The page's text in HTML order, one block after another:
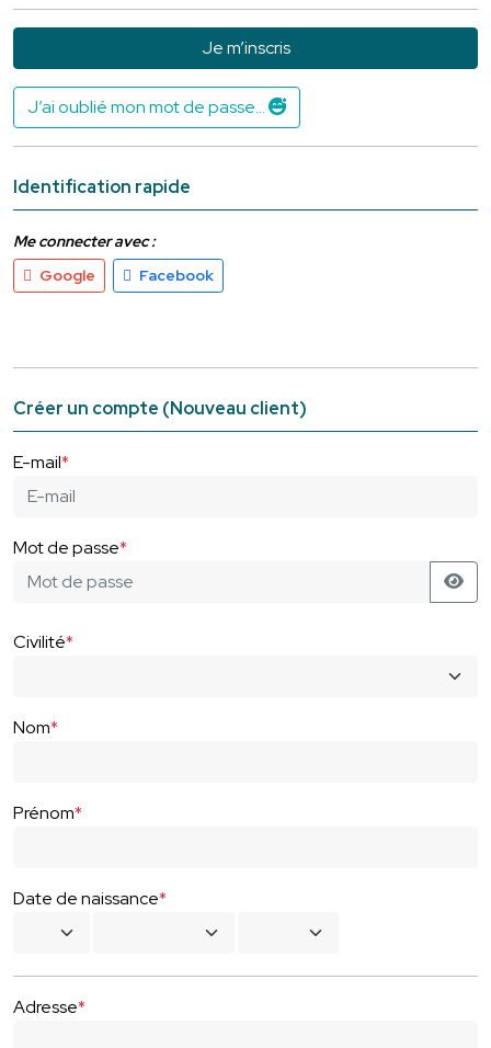
Créer un compte (Nouveau client)
E-mail*
Mot de passe*
Civilité*
Nom*
Prénom*
Date de naissance*
Adresse*
Je m’inscris
J’ai oublié mon mot de passe...
Identification rapide
Me connecter avec :
Google
Facebook